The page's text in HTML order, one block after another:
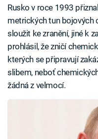
Rusko v roce 1993
metrických tun bojových
sloužit ke zranění, jiné k
prohlásil, že zničí
kterých se připravují
slibem, neboť
žádná z velmocí.